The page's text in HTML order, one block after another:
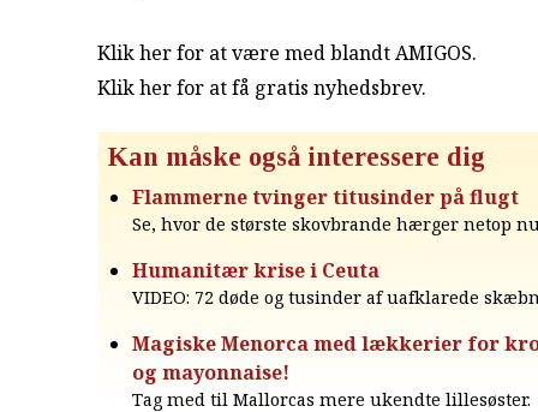
Klik her for at være med blandt AMIGOS.
Klik her for at få gratis nyhedsbrev.
Kan måske også interessere dig
Flammerne tvinger titusinder på flugt
Se, hvor de største skovbrande hærger netop
Humanitær krise i Ceuta
VIDEO: 72 døde og tusinder af uafklarede
Magiske Menorca med lækkerier for
og mayonnaise!
Tag med til Mallorcas mere ukendte lillesøster.